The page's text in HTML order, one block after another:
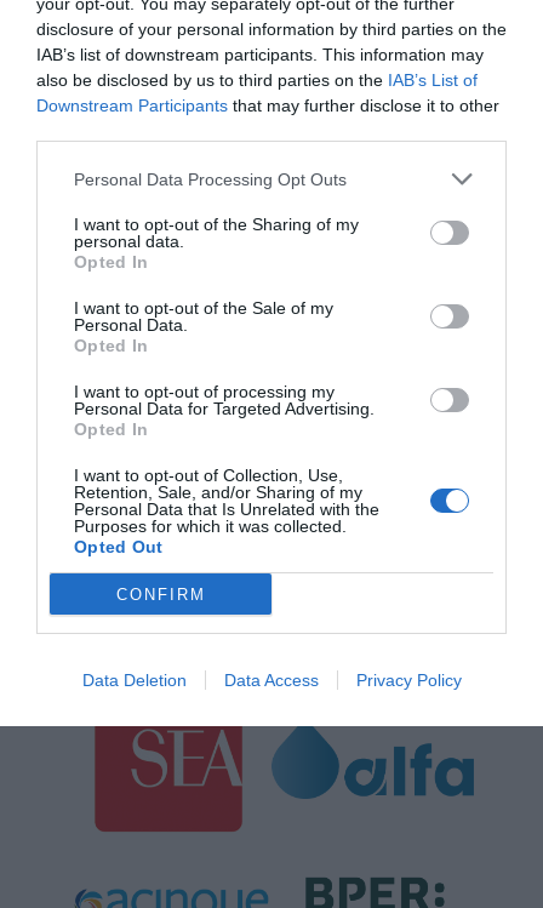
disclosure of your personal information by third parties on the
IAB’s list of downstream participants. This information may
also be disclosed by us to third parties on the IAB’s List of
Downstream Participants that may further disclose it to other
Personal Data Processing Opt Outs
I want to opt-out of the Sharing of my
personal data.
Opted In
I want to opt-out of the Sale of my
Personal Data.
Opted In
I want to opt-out of processing my
Personal Data for Targeted Advertising.
Opted In
I want to opt-out of Collection, Use,
Retention, Sale, and/or Sharing of my
Personal Data that Is Unrelated with the
Purposes for which it was collected.
Opted Out
CONFIRM
Data Deletion Data Access Privacy Policy
MAIN SPONSOR
SPONSOR